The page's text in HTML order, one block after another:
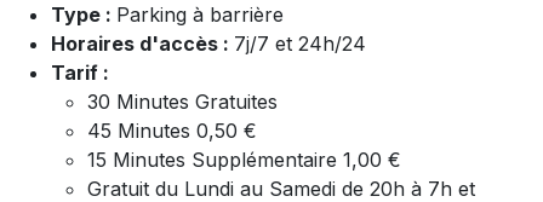
Type : Parking à barrière
Horaires d'accès : 7j/7 et 24h/24
Tarif :
30 Minutes Gratuites
45 Minutes 0,50 €
15 Minutes Supplémentaire 1,00 €
Gratuit du Lundi au Samedi de 20h à 7h et